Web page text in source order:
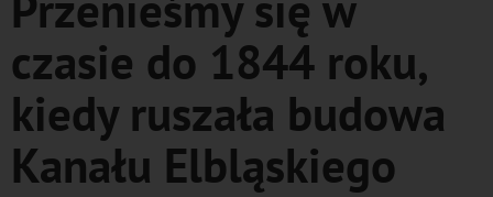
czasie do 1844 roku,
kiedy ruszała budowa
Kanału Elbląskiego